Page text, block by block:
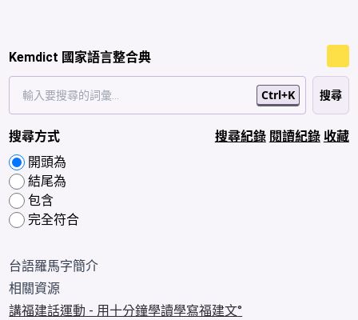
Kemdict 國家語言整合典
Ctrl+K
搜尋方式
開頭為
結尾為
包含
完全符合
搜尋紀錄 閱讀紀錄 收藏
台語羅馬字簡介
相關資源
講福建話運動 - 用十分鐘學讀學寫福建文